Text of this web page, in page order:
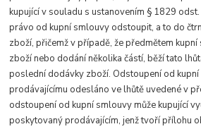
kupující v souladu s ustanovením § 1829
právo od kupní smlouvy odstoupit, a to do
zboží, přičemž v případě, že předmětem
zboží nebo dodání několika částí, běží tato
poslední dodávky zboží. Odstoupení od
prodávajícímu odesláno ve lhůtě uvedené v
odstoupení od kupní smlouvy může kupující
poskytovaný prodávajícím, jenž tvoří přílohu